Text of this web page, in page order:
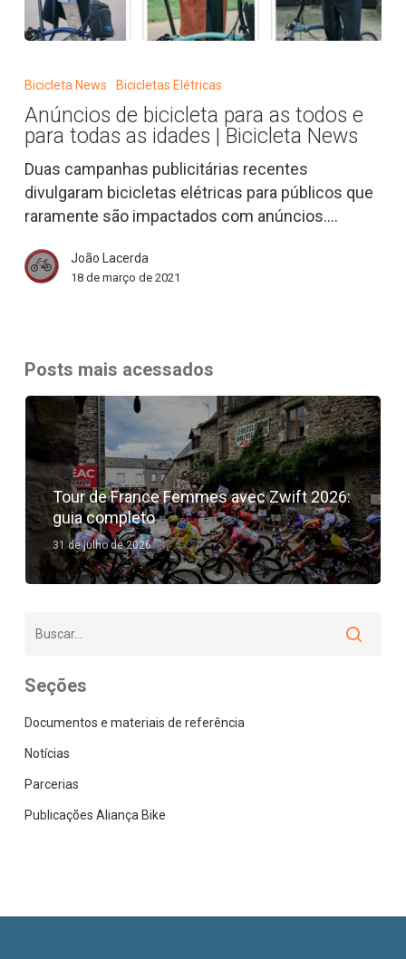
de
para
as
todos
e
para
as
idades
News
Bicicleta News Bicicletas Elétricas
Anúncios de bicicleta para as todos e
para todas as idades | Bicicleta News
Duas campanhas publicitárias recentes
divulgaram bicicletas elétricas para públicos que
raramente são impactados com anúncios.…
João Lacerda
18 de março de 2021
Posts mais acessados
Tour de France Femmes avec Zwift 2026:
guia completo
31 de julho de 2026
Seções
Documentos e materiais de referência
Notícias
Parcerias
Publicações Aliança Bike